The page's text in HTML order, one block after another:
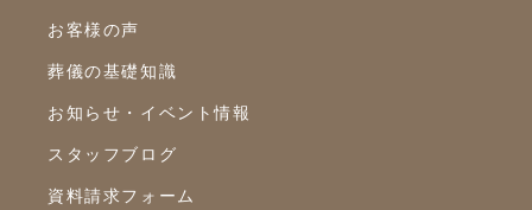
お客様の声
葬儀の基礎知識
お知らせ・イベント情報
スタッフブログ
資料請求フォーム